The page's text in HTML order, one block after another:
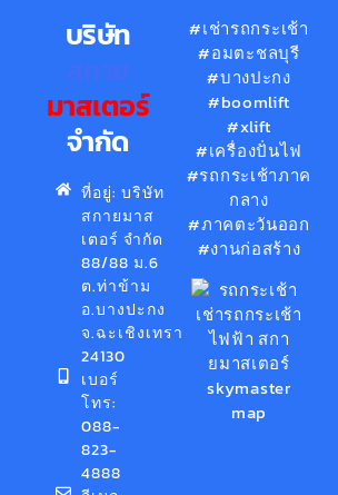
บริษัท
มาสเตอร์
จำกัด
ที่อยู่: บริษัท
สกายมาส
เตอร์ จำกัด
88/88 ม.6
ต.ท่าข้าม
อ.บางปะกง
จ.ฉะเชิงเทรา
24130
เบอร์
โทร:
088-
823-
4888
#เช่ารถกระเช้า
#อมตะชลบุรี
#บางปะกง
#boomlift
#xlift
#เครื่องปั่นไฟ
#รถกระเช้าภาค
กลาง
#ภาคตะวันออก
#งานก่อสร้าง